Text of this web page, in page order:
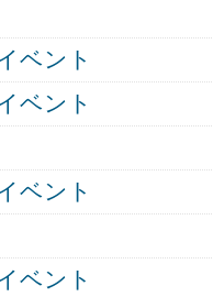
ベント
ベント
ベント
ベント